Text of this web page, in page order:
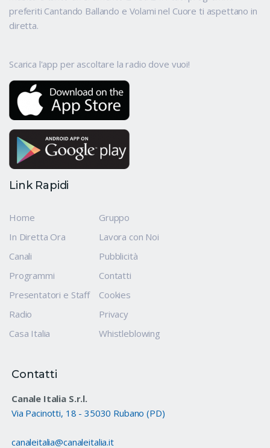
preferiti Cantando Ballando e Volami nel Cuore ti aspettano in
diretta.
Scarica l'app per ascoltare la radio dove vuoi!
Link Rapidi
Home
In Diretta Ora
Canali
Programmi
Presentatori e Staff
Radio
Casa Italia
Gruppo
Lavora con Noi
Pubblicità
Contatti
Cookies
Privacy
Whistleblowing
Contatti
Canale Italia S.r.l.
Via Pacinotti, 18 - 35030 Rubano (PD)
canaleitalia@canaleitalia.it